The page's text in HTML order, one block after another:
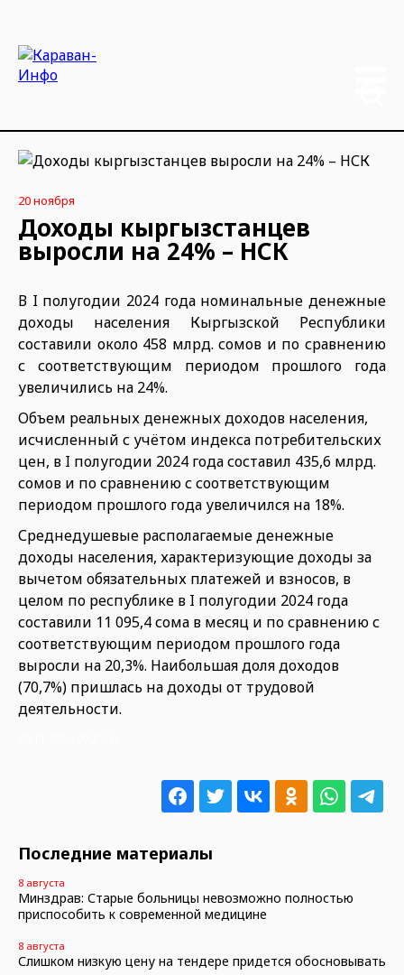
20 ноября
Доходы кыргызстанцев
выросли на 24% – НСК
В I полугодии 2024 года номинальные денежные
доходы населения Кыргызской Республики
составили около 458 млрд. сомов и по сравнению
с соответствующим периодом прошлого года
увеличились на 24%.
Объем реальных денежных доходов населения,
исчисленный с учётом индекса потребительских
цен, в I полугодии 2024 года составил 435,6 млрд.
сомов и по сравнению с соответствующим
периодом прошлого года увеличился на 18%.
Среднедушевые располагаемые денежные
доходы населения, характеризующие доходы за
вычетом обязательных платежей и взносов, в
целом по республике в I полугодии 2024 года
составили 11 095,4 сома в месяц и по сравнению с
соответствующим периодом прошлого года
выросли на 20,3%. Наибольшая доля доходов
(70,7%) пришлась на доходы от трудовой
деятельности.
Последние материалы
8 августа
Минздрав: Старые больницы невозможно полностью
приспособить к современной медицине
8 августа
Слишком низкую цену на тендере придется обосновывать